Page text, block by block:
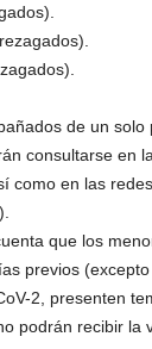
de un
consultarse en
como en las
que los
previos
2, presenten
podrán recibir la